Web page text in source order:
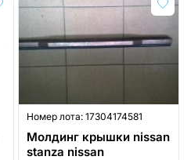
Номер лота: 17304174581
Молдинг крышки nissan
stanza nissan